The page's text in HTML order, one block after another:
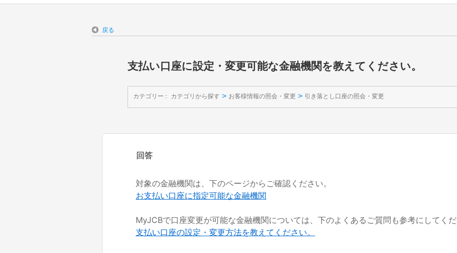
戻る
支払い口座に設定・変更可能な金融機関を教えてください。
カテゴリー : カテゴリから探す > お客様情報の照会・変更 > 引き落とし口座の照会・変更
回答
対象の金融機関は、下のページからご確認ください。
お支払い口座に指定可能な金融機関
MyJCBで口座変更が可能な金融機関については、下のよくあるご質問も参考にしてく
支払い口座の設定・変更方法を教えてください。